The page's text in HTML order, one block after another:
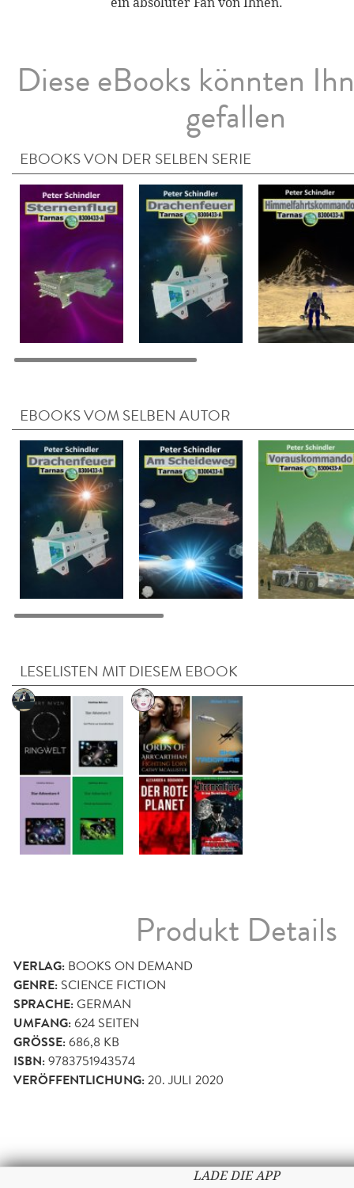
Diese eBooks könnten
gefallen
EBOOKS VON DER SELBEN SERIE
EBOOKS VOM SELBEN AUTOR
LESELISTEN MIT DIESEM EBOOK
Produkt Details
VERLAG: BOOKS ON DEMAND
GENRE: SCIENCE FICTION
SPRACHE:GERMAN
UMFANG:624 SEITEN
GRÖSSE: 686,8 KB
ISBN:9783751943574
VERÖFFENTLICHUNG:20. JULI 2020
LADE DIE APP